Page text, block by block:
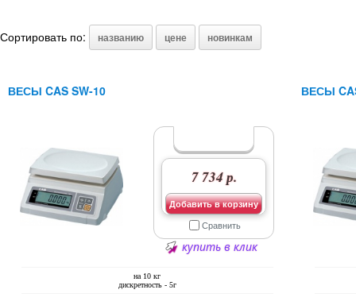
Сортировать по: названию цене новинкам
ВЕСЫ CAS SW-10
на 10 кг
дискретность - 5г
7 734 р.
Добавить в корзину
Сравнить
купить в клик
ВЕСЫ